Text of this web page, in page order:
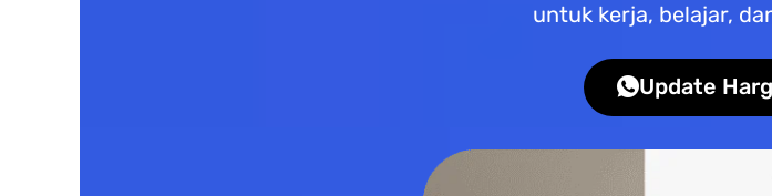
untuk kerja, belajar,
Update